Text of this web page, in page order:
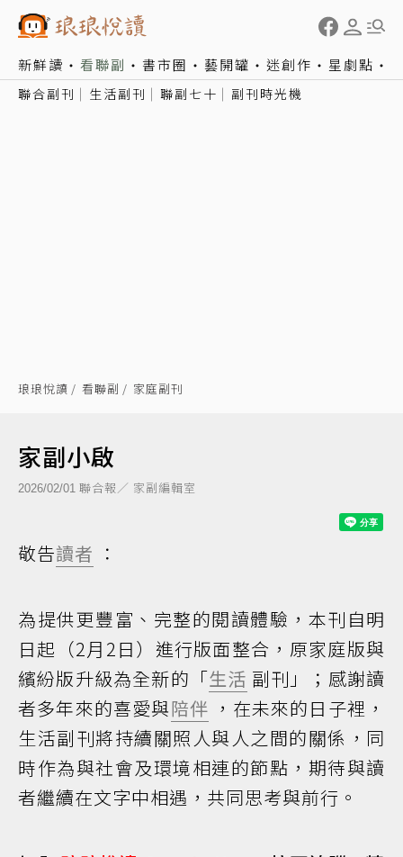
新鮮讀 看聯副 書市圈 藝開罐 迷創作 星劇點
聯合副刊 生活副刊 聯副七十 副刊時光機
琅琅悅讀 看聯副 家庭副刊
家副小啟
2026/02/01 聯合報／ 家副編輯室
敬告讀者 ：
為提供更豐富、完整的閱讀體驗，本刊自明
日起（2月2日）進行版面整合，原家庭版與
繽紛版升級為全新的「生活 副刊」；感謝讀
者多年來的喜愛與陪伴 ，在未來的日子裡，
生活副刊將持續關照人與人之間的關係，同
時作為與社會及環境相連的節點，期待與讀
者繼續在文字中相遇，共同思考與前行。